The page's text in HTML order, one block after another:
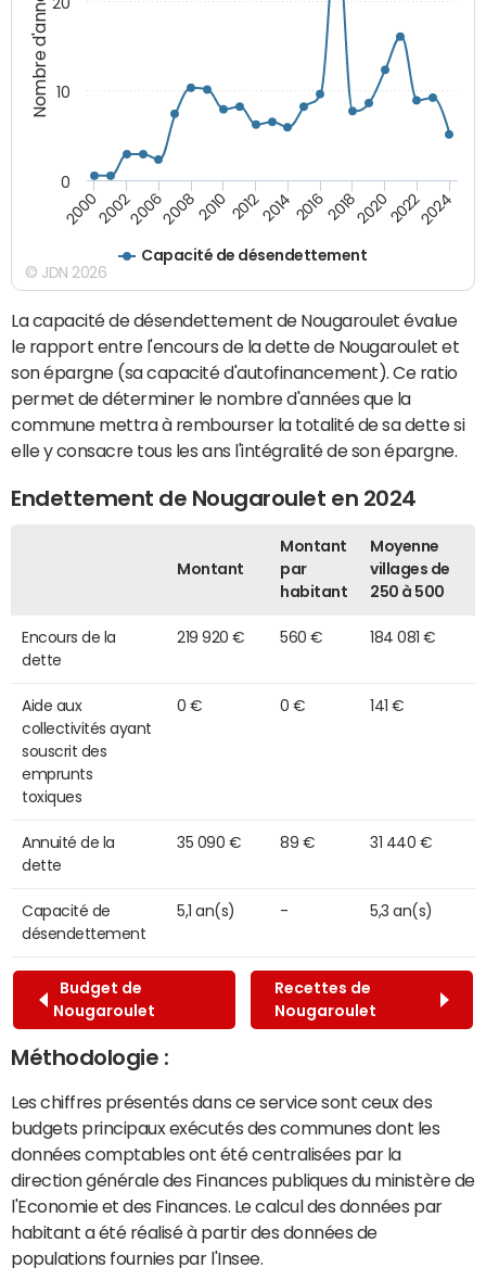
Nombre d'années
Capacité de désendettement
20002002200620082010 2012201420162018202020222024
0
10
© JDN 2026
La capacité de désendettement de Nougaroulet évalue
le rapport entre l'encours de la dette de Nougaroulet et
son épargne (sa capacité d'autofinancement). Ce ratio
permet de déterminer le nombre d'années que la
commune mettra à rembourser la totalité de sa dette si
elle y consacre tous les ans l'intégralité de son épargne.
Endettement de Nougaroulet en 2024
Montant
Montant
par
habitant
Moyenne
villages de
250 à 500
Encours de la
dette
219 920 € 560 € 184 081 €
Aide aux
collectivités ayant
souscrit des
emprunts
toxiques
0 € 0 € 141 €
Annuité de la
dette
35 090 € 89 € 31 440 €
Capacité de
désendettement
5,1 an(s) - 5,3 an(s)
Budget de
Nougaroulet
Recettes de
Nougaroulet
Méthodologie :
Les chiffres présentés dans ce service sont ceux des
budgets principaux exécutés des communes dont les
données comptables ont été centralisées par la
direction générale des Finances publiques du ministère de
l'Economie et des Finances. Le calcul des données par
habitant a été réalisé à partir des données de
populations fournies par l'Insee.